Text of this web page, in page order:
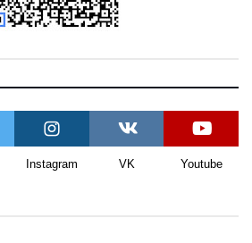
Instagram VK Youtube